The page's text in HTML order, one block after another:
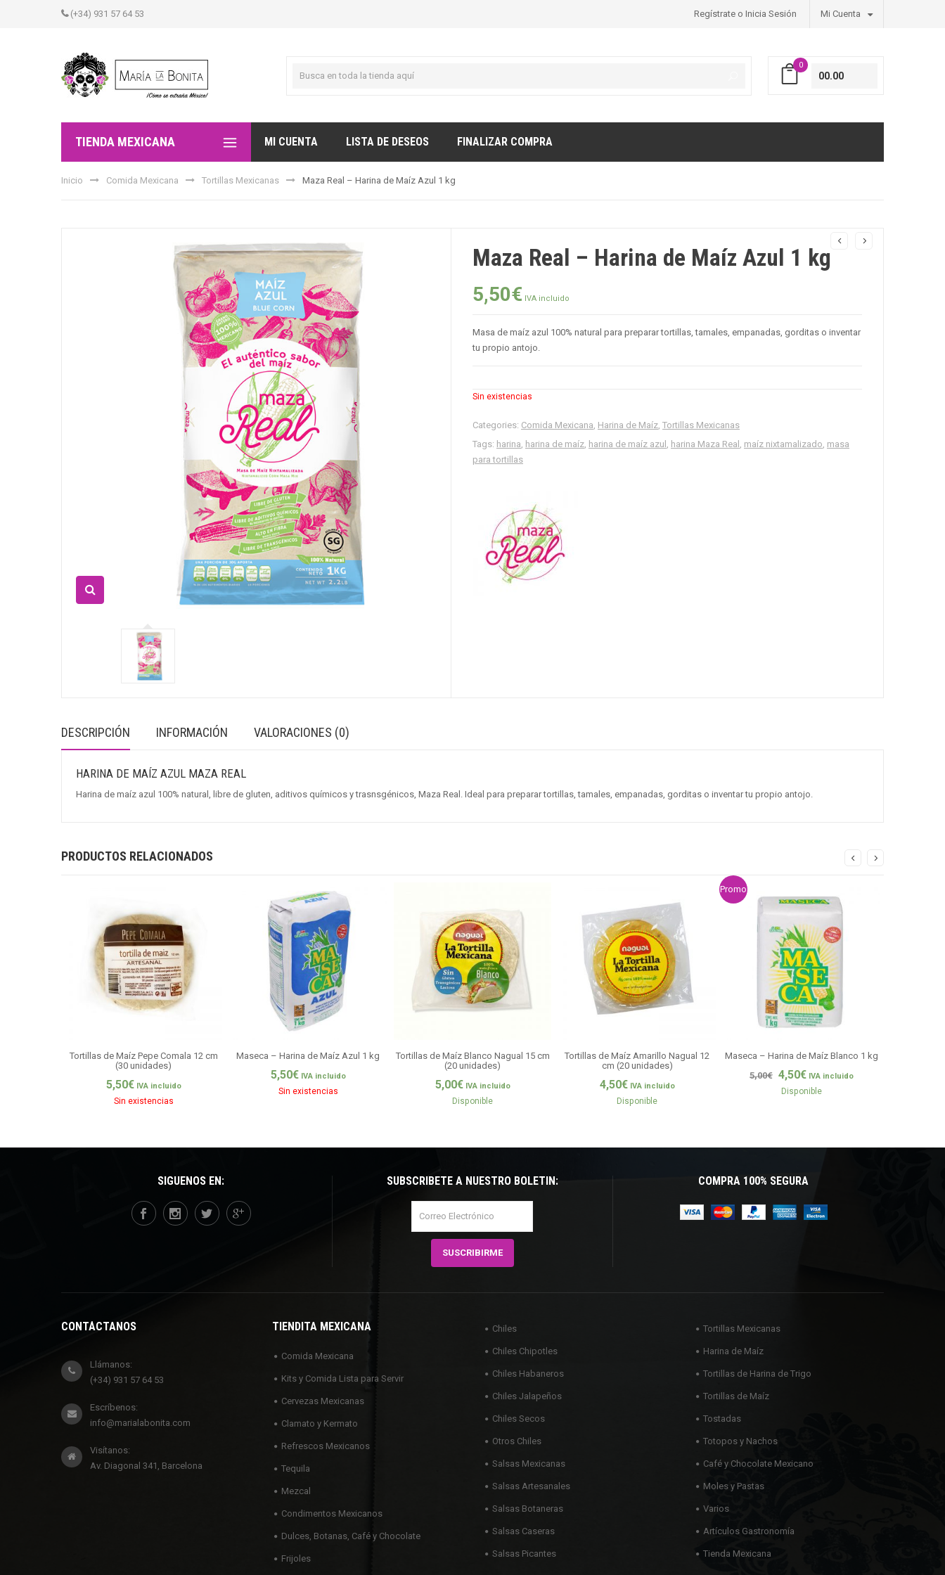
(+34) 931 57 64 53 Regístrate o Inicia Sesión Mi Cuenta
0
00.00
TIENDA MEXICANA MI CUENTA LISTA DE DESEOS FINALIZAR COMPRA
Inicio Comida Mexicana Tortillas Mexicanas Maza Real – Harina de Maíz Azul 1 kg
Maza Real – Harina de Maíz Azul 1 kg
5,50€ IVA incluido
Masa de maíz azul 100% natural para preparar tortillas, tamales, empanadas, gorditas o inventar
tu propio antojo.
Sin existencias
Categories: Comida Mexicana, Harina de Maíz, Tortillas Mexicanas
Tags: harina, harina de maíz, harina de maíz azul , harina Maza Real , maíz nixtamalizado, masa
para tortillas
DESCRIPCIÓN INFORMACIÓN VALORACIONES (0)
HARINA DE MAÍZ AZUL MAZA REAL
Harina de maíz azul 100% natural, libre de gluten, aditivos químicos y trasnsgénicos, Maza Real. Ideal para preparar tortillas, tamales, empanadas, gorditas o inventar tu propio antojo.
PRODUCTOS RELACIONADOS
Tortillas de Maíz Pepe Comala 12 cm
(30 unidades)
5,50€ IVA incluido
Sin existencias
Maseca – Harina de Maíz Azul 1 kg
5,50€ IVA incluido
Sin existencias
Tortillas de Maíz Blanco Nagual 15 cm
(20 unidades)
5,00€ IVA incluido
Disponible
Tortillas de Maíz Amarillo Nagual 12
cm (20 unidades)
4,50€ IVA incluido
Disponible
Promo
Maseca – Harina de Maíz Blanco 1 kg
5,00€ 4,50€ IVA incluido
Disponible
SÍGUENOS EN: SUBSCRÍBETE A NUESTRO BOLETÍN: COMPRA 100% SEGURA
CONTÁCTANOS
Llámanos:
(+34) 931 57 64 53
Escríbenos:
info@marialabonita.com
Visítanos:
Av. Diagonal 341, Barcelona
TIENDITA MEXICANA
Comida Mexicana
Kits y Comida Lista para Servir
Cervezas Mexicanas
Clamato y Kermato
Refrescos Mexicanos
Tequila
Mezcal
Condimentos Mexicanos
Dulces, Botanas, Café y Chocolate
Frijoles
Chiles
Chiles Chipotles
Chiles Habaneros
Chiles Jalapeños
Chiles Secos
Otros Chiles
Salsas Mexicanas
Salsas Artesanales
Salsas Botaneras
Salsas Caseras
Salsas Picantes
Tortillas Mexicanas
Harina de Maíz
Tortillas de Harina de Trigo
Tortillas de Maíz
Tostadas
Totopos y Nachos
Café y Chocolate Mexicano
Moles y Pastas
Varios
Artículos Gastronomía
Tienda Mexicana